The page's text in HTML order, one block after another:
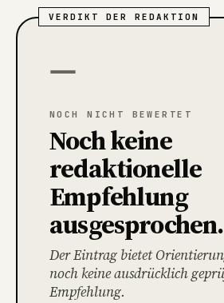
VERDIKT DER REDAKTION
—
NOCH NICHT BEWERTET
Noch keine
redaktionelle
Empfehlung
ausgesprochen.
Der Eintrag bietet
noch keine ausdrücklich
Empfehlung.